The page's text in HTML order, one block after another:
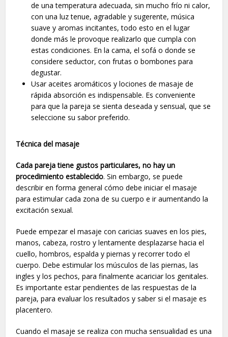
de una temperatura adecuada, sin mucho frío ni calor,
con una luz tenue, agradable y sugerente, música
suave y aromas incitantes, todo esto en el lugar
donde más le provoque realizarlo que cumpla con
estas condiciones. En la cama, el sofá o donde se
considere seductor, con frutas o bombones para
degustar.
Usar aceites aromáticos y lociones de masaje de
rápida absorción es indispensable. Es conveniente
para que la pareja se sienta deseada y sensual, que se
seleccione su sabor preferido.
Técnica del masaje
Cada pareja tiene gustos particulares, no hay un
procedimiento establecido. Sin embargo, se puede
describir en forma general cómo debe iniciar el masaje
para estimular cada zona de su cuerpo e ir aumentando la
excitación sexual.
Puede empezar el masaje con caricias suaves en los pies,
manos, cabeza, rostro y lentamente desplazarse hacia el
cuello, hombros, espalda y piernas y recorrer todo el
cuerpo. Debe estimular los músculos de las piernas, las
ingles y los pechos, para finalmente acariciar los genitales.
Es importante estar pendientes de las respuestas de la
pareja, para evaluar los resultados y saber si el masaje es
placentero.
Cuando el masaje se realiza con mucha sensualidad es una